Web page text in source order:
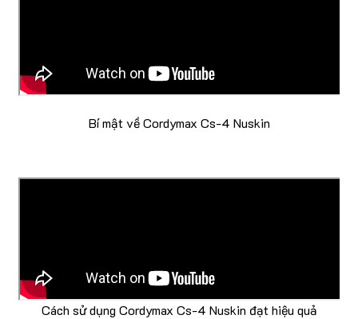
Bí mật về Cordymax Cs-4 Nuskin
Cách sử dụng Cordymax Cs-4 Nuskin đạt hiệu quả